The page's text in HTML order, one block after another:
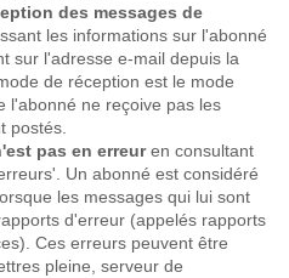
des messages de
les informations sur l'abonné
sur l'adresse e-mail depuis la
de réception est le mode
l'abonné ne reçoive pas les
postés.
pas en erreuren consultant
Un abonné est considéré
les messages qui lui sont
d'erreur (appelés rapports
Ces erreurs peuvent être
pleine, serveur de